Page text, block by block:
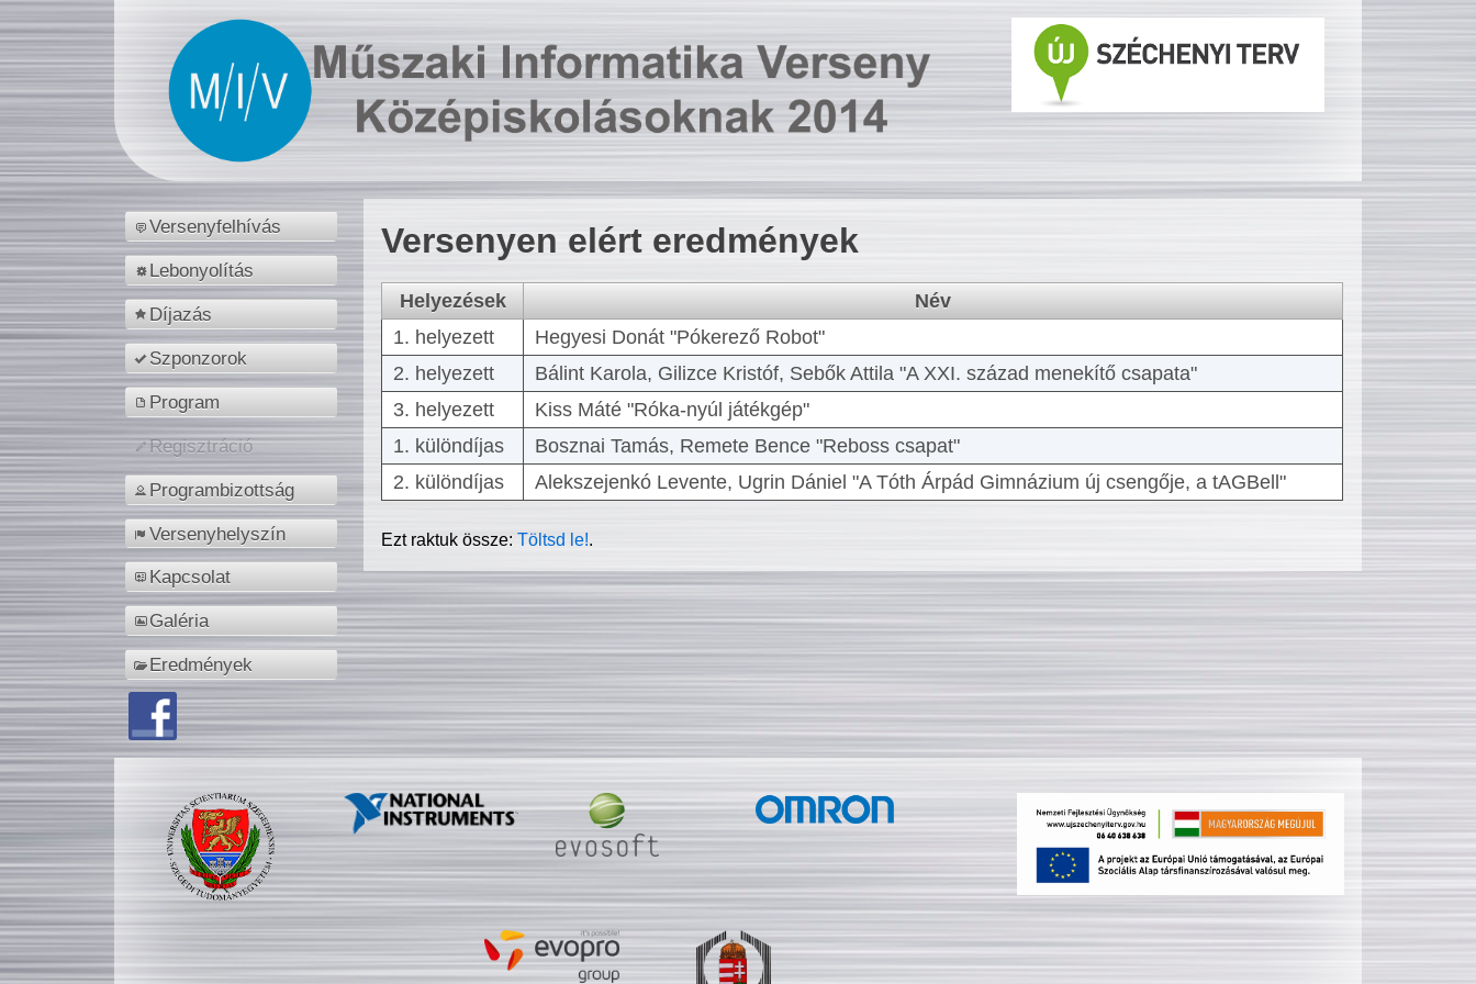
Versenyfelhívás
Lebonyolítás
Díjazás
Szponzorok
Program
Regisztráció
Programbizottság
Versenyhelyszín
Kapcsolat
Galéria
Eredmények
Versenyen elért eredmények
Helyezések
Név
1. helyezett
Hegyesi Donát "Pókerező Robot"
2. helyezett
Bálint Karola, Gilizce Kristóf, Sebők Attila "A XXI. század menekítő csapata"
3. helyezett
Kiss Máté "Róka-nyúl játékgép"
1. különdíjas
Bosznai Tamás, Remete Bence "Reboss csapat"
2. különdíjas
Alekszejenkó Levente, Ugrin Dániel "A Tóth Árpád Gimnázium új csengője, a tAGBell"
Ezt raktuk össze:Töltsd le!.